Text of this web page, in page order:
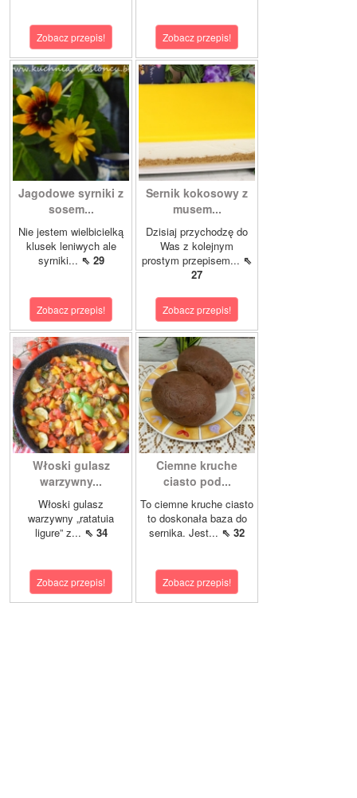
Zobacz przepis! Zobacz przepis!
Jagodowe syrniki z
sosem...
Nie jestem wielbicielką
klusek leniwych ale
syrniki... ⇖ 29
Zobacz przepis!
Sernik kokosowy z
musem...
Dzisiaj przychodzę do
Was z kolejnym
prostym przepisem... ⇖
27
Zobacz przepis!
Włoski gulasz
warzywny...
Włoski gulasz
warzywny „ratatuia
ligure” z... ⇖ 34
Zobacz przepis!
Ciemne kruche
ciasto pod...
To ciemne kruche ciasto
to doskonała baza do
sernika. Jest... ⇖ 32
Zobacz przepis!